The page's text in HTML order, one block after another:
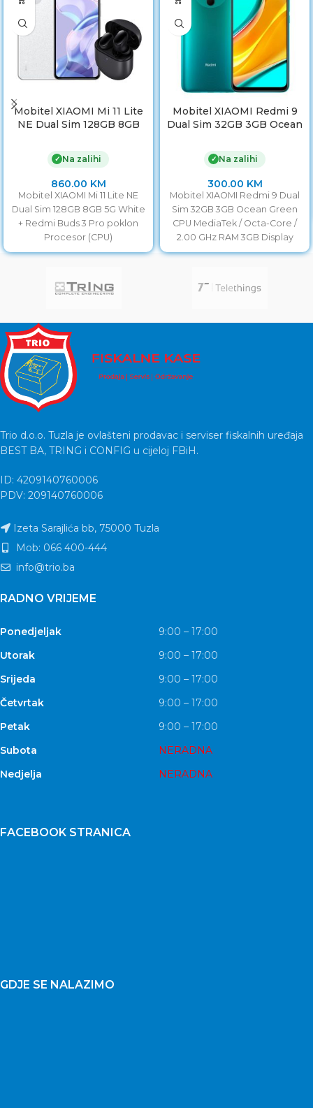
Mobitel XIAOMI Mi 11 Lite
NE Dual Sim 128GB 8GB
Pro poklon
✓ Na zalihi
860.00 KM
Mobitel XIAOMI Mi 11 Lite NE
Dual Sim 128GB 8GB 5G White
+ Redmi Buds 3 Pro poklon
Procesor (CPU)
Mobitel XIAOMI Redmi 9
Dual Sim 32GB 3GB Ocean
✓ Na zalihi
300.00 KM
Mobitel XIAOMI Redmi 9 Dual
Sim 32GB 3GB Ocean Green
CPU MediaTek / Octa-Core /
2.00 GHz RAM 3GB Display
Trio d.o.o. Tuzla je ovlašteni prodavac i serviser fiskalnih uređaja
BEST BA, TRING i CONFIG u cijeloj FBiH.
ID: 4209140760006
PDV: 209140760006
Izeta Sarajlića bb, 75000 Tuzla
Mob: 066 400-444
info@trio.ba
RADNO VRIJEME
Ponedjeljak
9:00 – 17:00
Utorak
9:00 – 17:00
Srijeda
9:00 – 17:00
Četvrtak
9:00 – 17:00
Petak
9:00 – 17:00
Subota
NERADNA
Nedjelja
NERADNA
FACEBOOK STRANICA
GDJE SE NALAZIMO